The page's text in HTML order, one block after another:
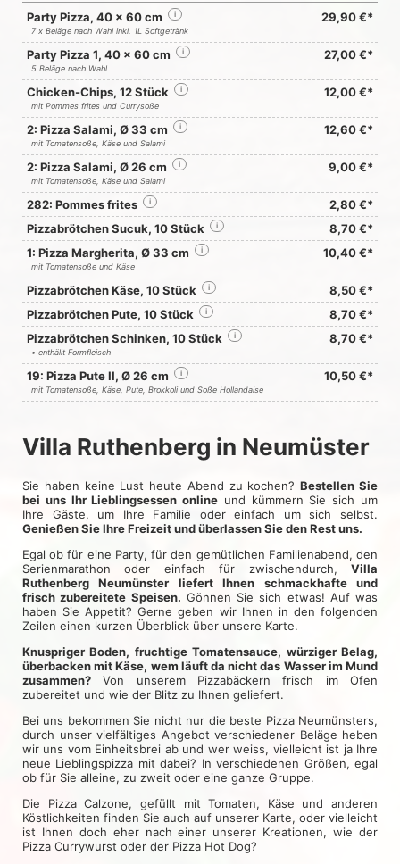
Party Pizza, 40 x 60 cm i 29,90 €*
7 x Beläge nach Wahl inkl. 1L Softgetränk
Party Pizza 1, 40 x 60 cm i 27,00 €*
5 Beläge nach Wahl
Chicken-Chips, 12 Stück i 12,00 €*
mit Pommes frites und Currysoße
2: Pizza Salami, Ø 33 cm i 12,60 €*
mit Tomatensoße, Käse und Salami
2: Pizza Salami, Ø 26 cm i 9,00 €*
mit Tomatensoße, Käse und Salami
282: Pommes frites i
2,80 €*
Pizzabrötchen Sucuk, 10 Stück
i
8,70 €*
1: Pizza Margherita, Ø 33 cm
i 10,40 €*
mit Tomatensoße und Käse
Pizzabrötchen Käse, 10 Stück i
8,50 €*
Pizzabrötchen Pute, 10 Stück
i
8,70 €*
Pizzabrötchen Schinken, 10 Stück
i 8,70 €*
• enthällt Formfleisch
19: Pizza Pute II, Ø 26 cm i 10,50 €*
mit Tomatensoße, Käse, Pute, Brokkoli und Soße Hollandaise
Villa Ruthenberg in Neumüster
Sie haben keine Lust heute Abend zu kochen?Bestellen Sie
bei uns Ihr Lieblingsessen online und kümmern Sie sich um
Ihre Gäste, um Ihre Familie oder einfach um sich selbst.
Genießen Sie Ihre Freizeit und überlassen Sie den Rest uns.
Egal ob für eine Party, für den gemütlichen Familienabend, den
Serienmarathon oder einfach für zwischendurch, Villa
Ruthenberg Neumünster liefert Ihnen schmackhafte und
frisch zubereitete Speisen. Gönnen Sie sich etwas! Auf was
haben Sie Appetit? Gerne geben wir Ihnen in den folgenden
Zeilen einen kurzen Überblick über unsere Karte.
Knuspriger Boden, fruchtige Tomatensauce, würziger Belag,
überbacken mit Käse, wem läuft da nicht das Wasser im Mund
zusammen? Von unserem Pizzabäckern frisch im Ofen
zubereitet und wie der Blitz zu Ihnen geliefert.
Bei uns bekommen Sie nicht nur die beste Pizza Neumünsters,
durch unser vielfältiges Angebot verschiedener Beläge heben
wir uns vom Einheitsbrei ab und wer weiss, vielleicht ist ja Ihre
neue Lieblingspizza mit dabei? In verschiedenen Größen, egal
ob für Sie alleine, zu zweit oder eine ganze Gruppe.
Die Pizza Calzone, gefüllt mit Tomaten, Käse und anderen
Köstlichkeiten finden Sie auch auf unserer Karte, oder vielleicht
ist Ihnen doch eher nach einer unserer Kreationen, wie der
Pizza Currywurst oder der Pizza Hot Dog?